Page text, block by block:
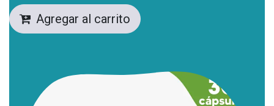
Agregar al carrito